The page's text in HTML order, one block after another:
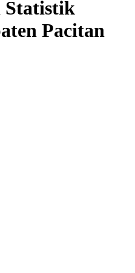
Statistik
Pacitan